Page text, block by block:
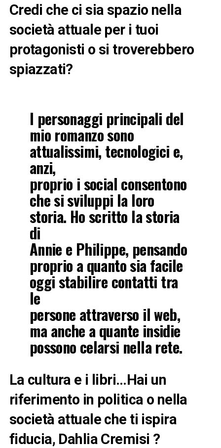
Credi che ci sia spazio nella
società attuale per i tuoi
protagonisti o si troverebbero
spiazzati?
I personaggi principali del
mio romanzo sono
attualissimi, tecnologici e,
anzi,
proprio i social consentono
che si sviluppi la loro
storia. Ho scritto la storia
di
Annie e Philippe, pensando
proprio a quanto sia facile
oggi stabilire contatti tra
le
persone attraverso il web,
ma anche a quante insidie
possono celarsi nella rete.
La cultura e i libri…Hai un
riferimento in politica o nella
società attuale che ti ispira
fiducia, Dahlia Cremisi ?